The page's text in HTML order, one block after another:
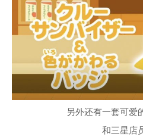
另外还有一套可爱
和三星店